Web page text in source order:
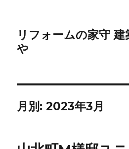
リフォームの家守
や
月別: 2023年3月